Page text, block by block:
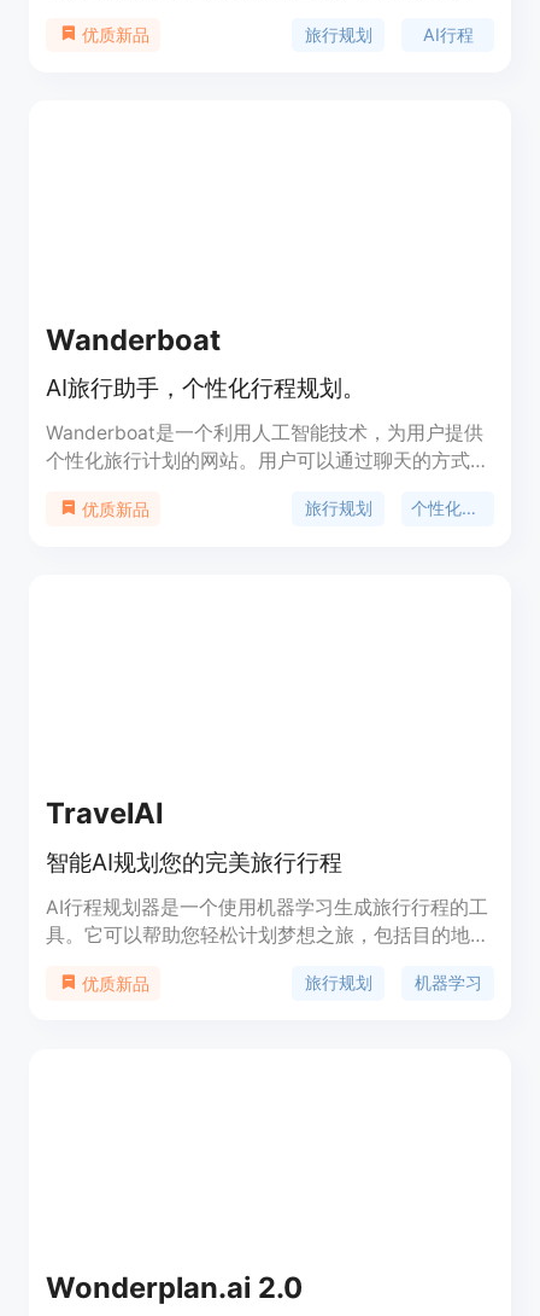
划和会员折扣，让用户的旅行规划更加轻松。
优质新品 旅行规划 AI行程
Wanderboat
AI旅行助手，个性化行程规划。
Wanderboat是一个利用人工智能技术，为用户提供
个性化旅行计划的网站。用户可以通过聊天的方式，
析用户的需求，推荐最佳的景点、餐厅和活动，让旅
优质新品 旅行规划 个性化推荐
TravelAI
智能AI规划您的完美旅行行程
AI行程规划器是一个使用机器学习生成旅行行程的工
具。它可以帮助您轻松计划梦想之旅，包括目的地选
费力的手动规划，让智能AI算法为您提供无缝旅行规
优质新品 旅行规划 机器学习
Wonderplan.ai 2.0